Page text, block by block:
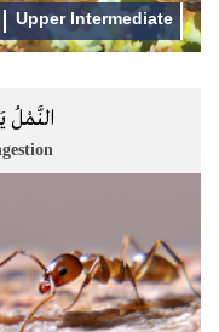
Upper Intermediate
النَّمْلُ